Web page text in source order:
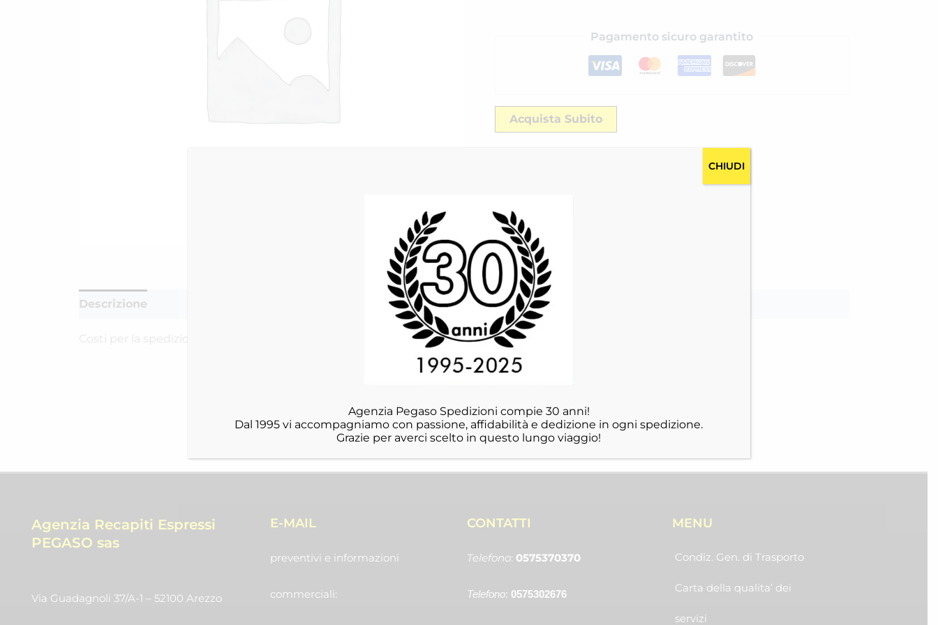
Pagamento sicuro garantito
Acquista Subito
Descrizione
Costi per la spedizione RICH-2442AV4BY
Agenzia Recapiti Espressi
PEGASO sas
Via Guadagnoli 37/A-1 – 52100 Arezzo
E-MAIL
preventivi e informazioni
commerciali:
CONTATTI
Telefono: 0575370370
Telefono: 0575302676
MENU
Condiz. Gen. di Trasporto
Carta della qualita’ dei
servizi
Agenzia Pegaso Spedizioni compie 30 anni!
Dal 1995 vi accompagniamo con passione, affidabilità e dedizione in ogni spedizione.
Grazie per averci scelto in questo lungo viaggio!
CHIUDI